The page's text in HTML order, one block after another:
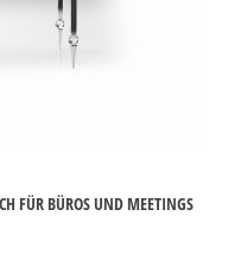
FÜR BÜROS UND MEETINGS